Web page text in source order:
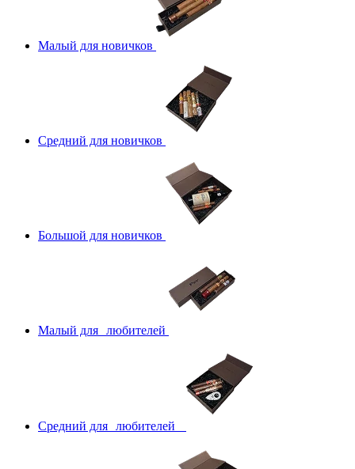
Малый для новичков
Средний для новичков
Большой для новичков
Малый для любителей
Средний для любителей